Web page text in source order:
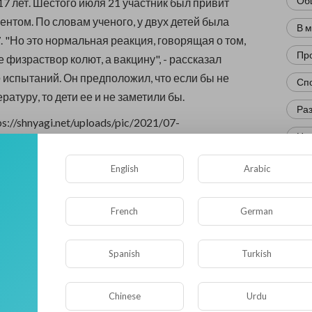
По словам ученого, у двух детей была
"Но это нормальная реакция, говорящая о том,
физраствор колют, а вакцину", - рассказал
испытаний. Он предположил, что если бы не
то дети ее и не заметили бы.
shnyagi.net/uploads/pic/2021/07-
в России должна начаться к 20 сентября,
это, как получится, пока что все для этого
добавил, что в последнее время увеличилось
с более тяжелым, чем раньше, течением COVID-
их защитить, подчеркнул ученый.
• 0 Комментарии
В
English Arabic
French German
Spanish Turkish
Chinese Urdu